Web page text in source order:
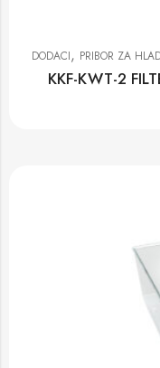
DODACI, PRIBOR ZA
KKF-KWT-2